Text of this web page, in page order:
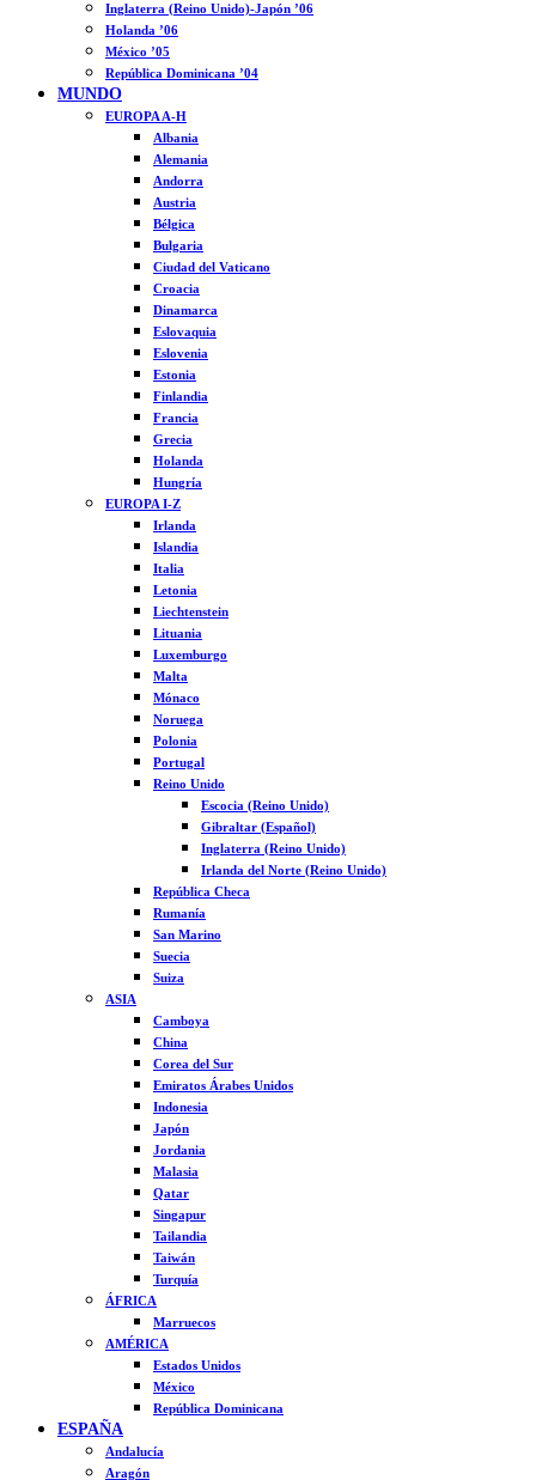
Inglaterra (Reino Unido)-Japón ’06
Holanda ’06
México ’05
República Dominicana ’04
MUNDO
EUROPA A-H
Albania
Alemania
Andorra
Austria
Bélgica
Bulgaria
Ciudad del Vaticano
Croacia
Dinamarca
Eslovaquia
Eslovenia
Estonia
Finlandia
Francia
Grecia
Holanda
Hungría
EUROPA I-Z
Irlanda
Islandia
Italia
Letonia
Liechtenstein
Lituania
Luxemburgo
Malta
Mónaco
Noruega
Polonia
Portugal
Reino Unido
Escocia (Reino Unido)
Gibraltar (Español)
Inglaterra (Reino Unido)
Irlanda del Norte (Reino Unido)
República Checa
Rumanía
San Marino
Suecia
Suiza
ASIA
Camboya
China
Corea del Sur
Emiratos Árabes Unidos
Indonesia
Japón
Jordania
Malasia
Qatar
Singapur
Tailandia
Taiwán
Turquía
ÁFRICA
Marruecos
AMÉRICA
Estados Unidos
México
República Dominicana
ESPAÑA
Andalucía
Aragón